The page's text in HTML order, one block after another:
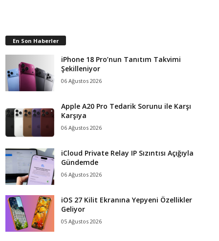
En Son Haberler
iPhone 18 Pro’nun Tanıtım Takvimi
Şekilleniyor
06 Ağustos 2026
Apple A20 Pro Tedarik Sorunu ile Karşı
Karşıya
06 Ağustos 2026
iCloud Private Relay IP Sızıntısı Açığıyla
Gündemde
06 Ağustos 2026
iOS 27 Kilit Ekranına Yepyeni Özellikler
Geliyor
05 Ağustos 2026